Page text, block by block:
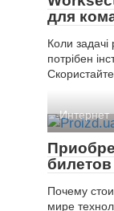
для
Коли задачі
потрібен
Интернет
Почему
мире